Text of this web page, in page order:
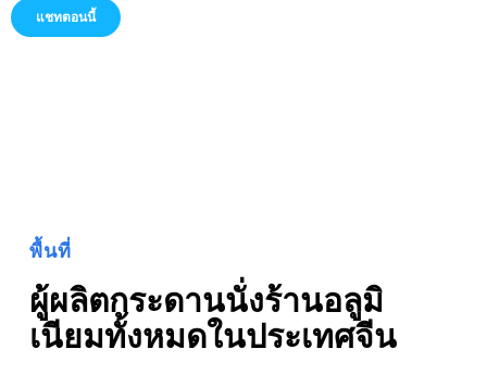
แชทตอนนี้
พื้นที่
ผู้ผลิตกระดานนั่งร้านอลูมิ
เนียมทั้งหมดในประเทศจีน